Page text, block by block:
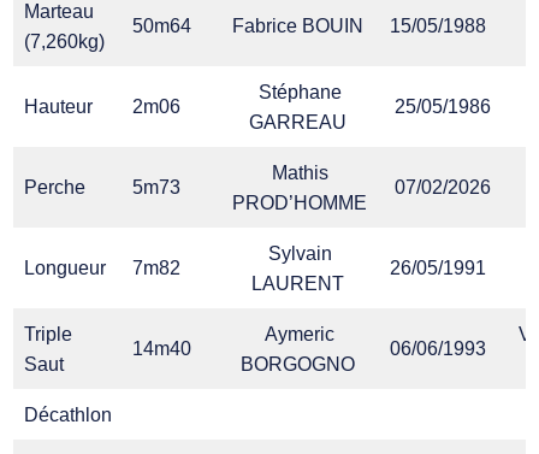
Marteau
(7,260kg)
50m64 Fabrice BOUIN 15/05/1988
Hauteur 2m06
Stéphane
GARREAU
25/05/1986
Perche 5m73
Mathis
PROD’HOMME
07/02/2026
Longueur 7m82
Sylvain
LAURENT
26/05/1991
Triple
Saut
14m40
Aymeric
BORGOGNO
06/06/1993
Décathlon